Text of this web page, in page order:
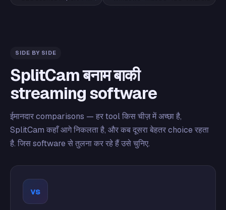
SIDE BY SIDE
SplitCam बनाम बाकी
streaming software
ईमानदार comparisons — हर tool किस चीज़ में अच्छा है,
SplitCam कहाँ आगे निकलता है, और कब दूसरा बेहतर choice रहता
है. जिस software से तुलना कर रहे हैं उसे चुनिए.
vs